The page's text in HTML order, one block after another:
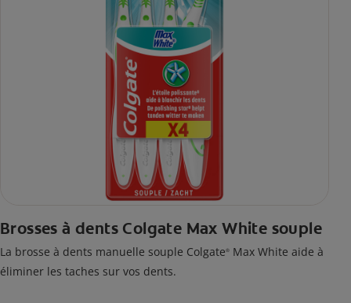
Brosses à dents Colgate Max White souple
La brosse à dents manuelle souple Colgate® Max White aide à
éliminer les taches sur vos dents.